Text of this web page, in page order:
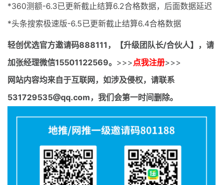
*360测额-6.3已更新截止结算6.2合格数据，后面数据延迟
*头条搜索极速版-6.5已更新截止结算6.4合格数据
轻创优选官方邀请码888111，【升级团队长/合伙人】，请
加张经理微信15501122569。 >>> 点我注册>>>
网站内容均来自于互联网，如涉及侵权，请联系
531729535@qq.com，我们会第一时间删除。